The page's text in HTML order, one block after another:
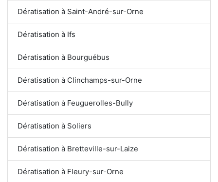
Dératisation à Saint-André-sur-Orne
Dératisation à Ifs
Dératisation à Bourguébus
Dératisation à Clinchamps-sur-Orne
Dératisation à Feuguerolles-Bully
Dératisation à Soliers
Dératisation à Bretteville-sur-Laize
Dératisation à Fleury-sur-Orne